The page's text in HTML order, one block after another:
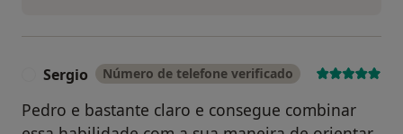
Sergio Número de telefone verificado
Pedro e bastante claro e consegue combinar